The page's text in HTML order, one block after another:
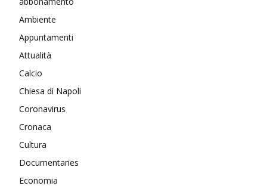
Ambiente
Appuntamenti
Attualità
Calcio
Chiesa di Napoli
Coronavirus
Cronaca
Cultura
Documentaries
Economia